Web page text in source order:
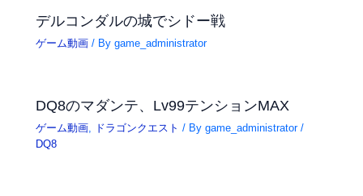
デルコンダルの城でシドー戦
ゲーム動画 / Bygame_administrator
DQ8のマダンテ、Lv99テンションMAX
ゲーム動画, ドラゴンクエスト / Bygame_administrator/
DQ8